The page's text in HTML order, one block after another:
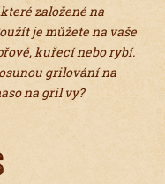
založené na
je můžete na vaše
kuřecí nebo rybí.
grilování na
na gril vy?